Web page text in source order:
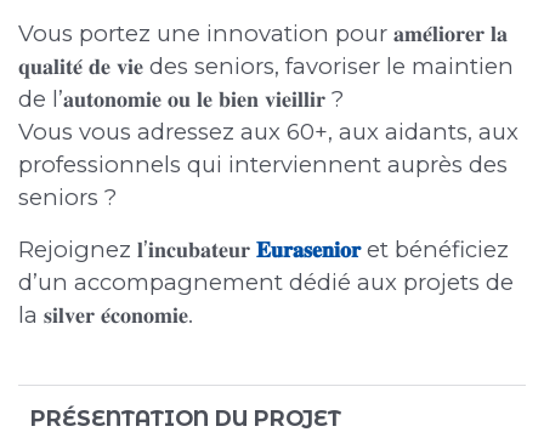
Vous portez une innovation pour 𝐚𝐦𝐞́𝐥𝐢𝐨𝐫𝐞𝐫 𝐥𝐚
𝐪𝐮𝐚𝐥𝐢𝐭𝐞́ 𝐝𝐞 𝐯𝐢𝐞 des seniors, favoriser le maintien
de l’𝐚𝐮𝐭𝐨𝐧𝐨𝐦𝐢𝐞 𝐨𝐮 𝐥𝐞 𝐛𝐢𝐞𝐧 𝐯𝐢𝐞𝐢𝐥𝐥𝐢𝐫 ?
Vous vous adressez aux 60+, aux aidants, aux
professionnels qui interviennent auprès des
seniors ?
Rejoignez 𝐥’𝐢𝐧𝐜𝐮𝐛𝐚𝐭𝐞𝐮𝐫 𝐄𝐮𝐫𝐚𝐬𝐞𝐧𝐢𝐨𝐫et bénéficiez
d’un accompagnement dédié aux projets de
la 𝐬𝐢𝐥𝐯𝐞𝐫 𝐞́𝐜𝐨𝐧𝐨𝐦𝐢𝐞.
PRÉSENTATION DU PROJET